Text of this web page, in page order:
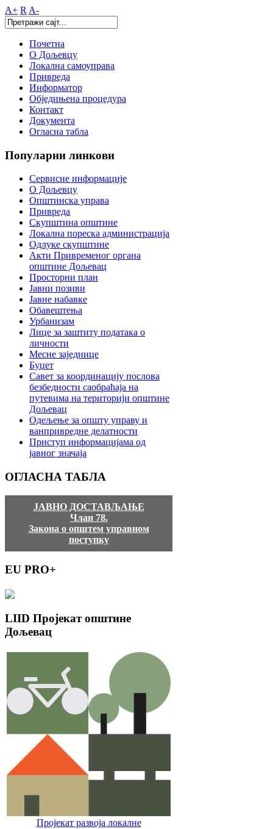
A+ R A-
Почетна
О Дољевцу
Локална самоуправа
Привреда
Информатор
Обједињена процедура
Контакт
Документа
Огласна табла
Популарни линкови
Сервисне информације
О Дољевцу
Општинска управа
Привреда
Скупштина општине
Локална пореска администрација
Одлуке скупштине
Акти Привременог органа
општине Дољевац
Просторни план
Јавни позиви
Јавне набавке
Обавештења
Урбанизам
Лице за заштиту података о
личности
Месне заједнице
Буџет
Савет за координацију послова
безбедности саобраћаја на
путевима на територији општине
Дољевац
Одељење за општу управу и
ванпривредне делатности
Приступ информацијама од
јавног значаја
ОГЛАСНА ТАБЛА
ЈАВНО ДОСТАВЉАЊЕ
Члан 78.
Закона о општем управном
поступку
EU PRO+
LIID Пројекат општине
Дољевац
Пројекат развоја локалне